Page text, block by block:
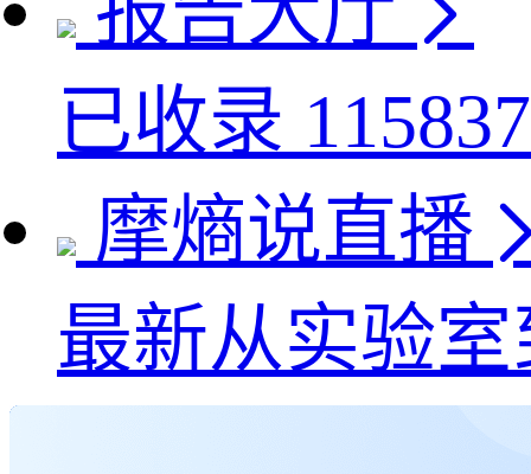
已收录 115837
摩熵说直播
最新从实验